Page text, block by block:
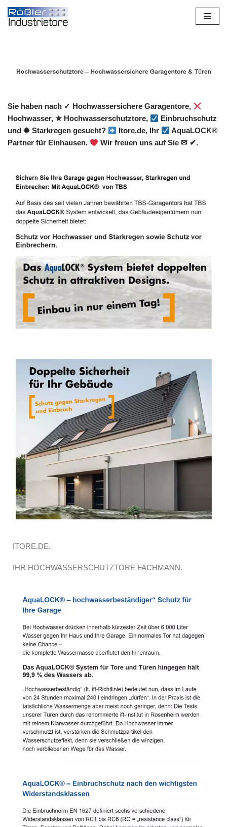
Zum
Sie haben nach ✓ Hochwassersichere Garagentore,
Hochwasser, ★ Hochwasserschutztore,
Einbruchschutz
und ✹ Starkregen gesucht?
Itore.de, Ihr
AquaLOCK®
Partner für Einhausen.
Wir freuen uns auf Sie ✉ ✔.
ITORE.DE.
IHR HOCHWASSERSCHUTZTORE FACHMANN.